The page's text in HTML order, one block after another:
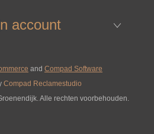
account
and Compad Software
Compad Reclamestudio
Alle rechten voorbehouden.